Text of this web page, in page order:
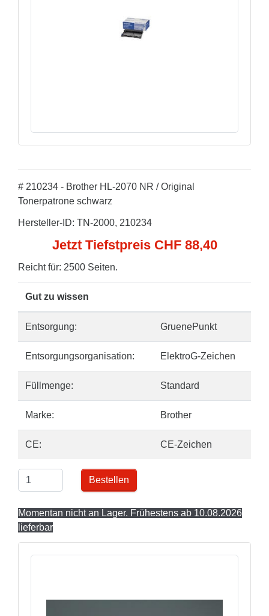
# 210234 - Brother HL-2070 NR / Original
Tonerpatrone schwarz
Hersteller-ID: TN-2000, 210234
Jetzt Tiefstpreis CHF 88,40
Reicht für: 2500 Seiten.
Gut zu wissen
Entsorgung: GruenePunkt
Entsorgungsorganisation: ElektroG-Zeichen
Füllmenge: Standard
Marke: Brother
CE: CE-Zeichen
Bestellen
Momentan nicht an Lager. Frühestens ab 10.08.2026
lieferbar